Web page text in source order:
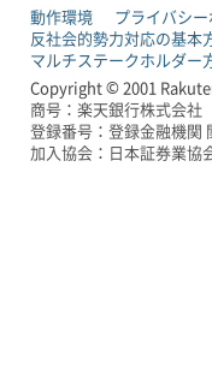
動作環境 プライバシ
反社会的勢力対応の基本
マルチステークホルダー
Copyright © 2001
商号：楽天銀行株式会社
登録番号：登録金融機関
加入協会：日本証券業協